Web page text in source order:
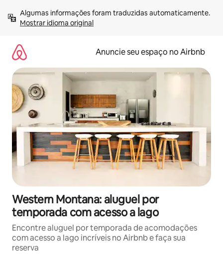
para
Mostrar idioma original
Anuncie seu espaço no Airbnb
Western Montana: aluguel por
temporada com acesso a lago
Encontre aluguel por temporada de acomodações
com acesso a lago incríveis no Airbnb e faça sua
reserva